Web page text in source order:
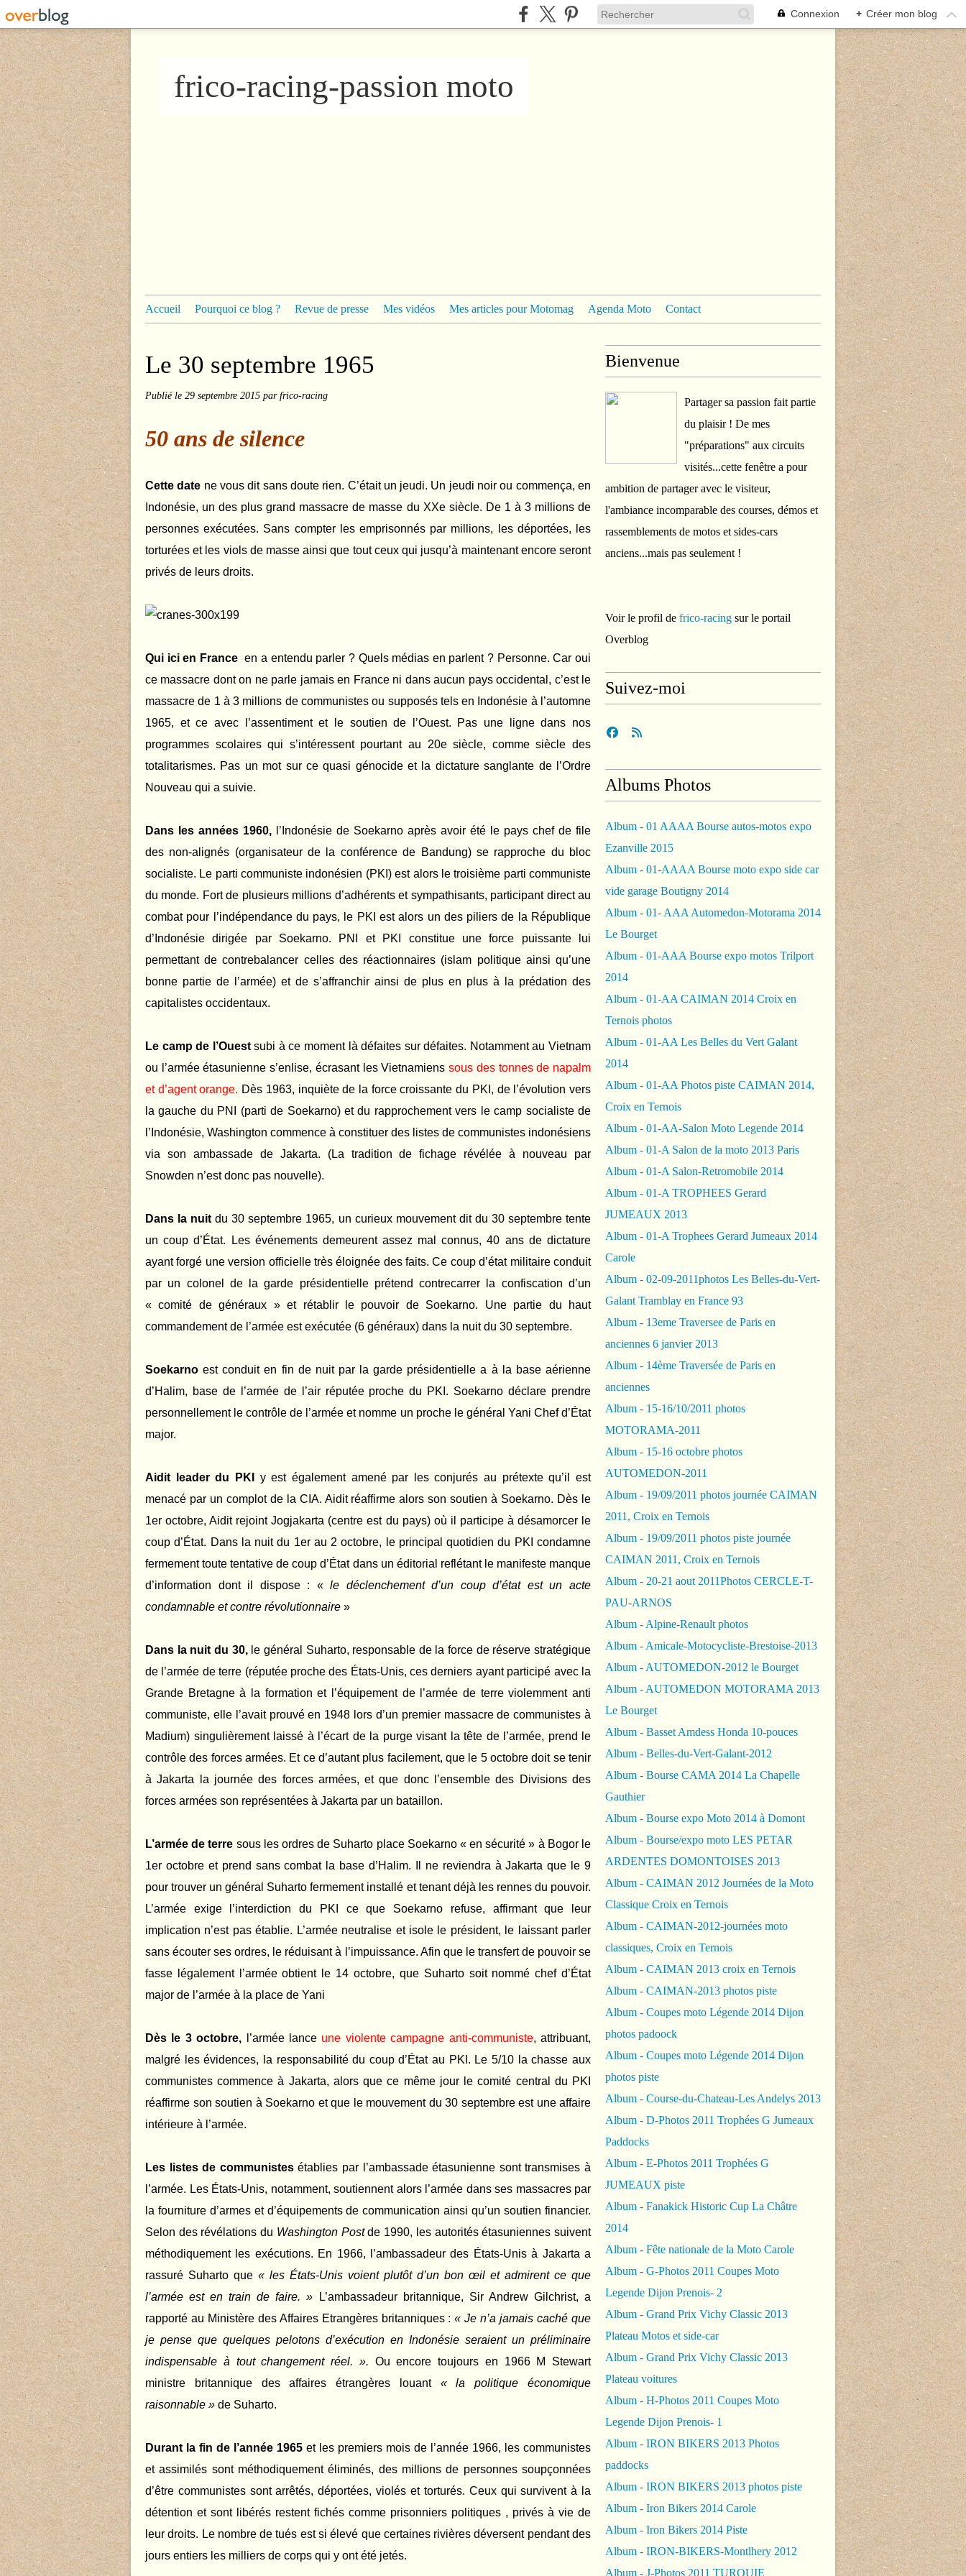
Connexion + Créer mon blog
frico-racing-passion moto
Accueil Pourquoi ce blog ? Revue de presse Mes vidéos Mes articles pour Motomag Agenda Moto Contact
Le 30 septembre 1965
Publié le 29 septembre 2015 par frico-racing
50 ans de silence
Cette date ne vous dit sans doute rien. C’était un jeudi. Un jeudi noir ou commença, en
Indonésie, un des plus grand massacre de masse du XXe siècle. De 1 à 3 millions de
personnes exécutées. Sans compter les emprisonnés par millions, les déportées, les
torturées et les viols de masse ainsi que tout ceux qui jusqu’à maintenant encore seront
privés de leurs droits.
Qui ici en France en a entendu parler ? Quels médias en parlent ? Personne. Car oui
ce massacre dont on ne parle jamais en France ni dans aucun pays occidental, c’est le
massacre de 1 à 3 millions de communistes ou supposés tels en Indonésie à l’automne
1965, et ce avec l’assentiment et le soutien de l’Ouest. Pas une ligne dans nos
programmes scolaires qui s’intéressent pourtant au 20e siècle, comme siècle des
totalitarismes. Pas un mot sur ce quasi génocide et la dictature sanglante de l’Ordre
Nouveau qui a suivie.
Dans les années 1960, l’Indonésie de Soekarno après avoir été le pays chef de file
des non-alignés (organisateur de la conférence de Bandung) se rapproche du bloc
socialiste. Le parti communiste indonésien (PKI) est alors le troisième parti communiste
du monde. Fort de plusieurs millions d’adhérents et sympathisants, participant direct au
combat pour l’indépendance du pays, le PKI est alors un des piliers de la République
d’Indonésie dirigée par Soekarno. PNI et PKI constitue une force puissante lui
permettant de contrebalancer celles des réactionnaires (islam politique ainsi qu’une
bonne partie de l’armée) et de s’affranchir ainsi de plus en plus à la prédation des
capitalistes occidentaux.
Le camp de l’Ouestsubi à ce moment là défaites sur défaites. Notamment au Vietnam
ou l’armée étasunienne s’enlise, écrasant les Vietnamienssous des tonnes de napalm
et d’agent orange. Dès 1963, inquiète de la force croissante du PKI, de l’évolution vers
la gauche du PNI (parti de Soekarno) et du rapprochement vers le camp socialiste de
l’Indonésie, Washington commence à constituer des listes de communistes indonésiens
via son ambassade de Jakarta. (La tradition de fichage révélée à nouveau par
Snowden n’est donc pas nouvelle).
Dans la nuit du 30 septembre 1965, un curieux mouvement dit du 30 septembre tente
un coup d’État. Les événements demeurent assez mal connus, 40 ans de dictature
ayant forgé une version officielle très éloignée des faits. Ce coup d’état militaire conduit
par un colonel de la garde présidentielle prétend contrecarrer la confiscation d’un
« comité de généraux » et rétablir le pouvoir de Soekarno. Une partie du haut
commandement de l’armée est exécutée (6 généraux) dans la nuit du 30 septembre.
Soekarno est conduit en fin de nuit par la garde présidentielle a à la base aérienne
d’Halim, base de l’armée de l’air réputée proche du PKI. Soekarno déclare prendre
personnellement le contrôle de l’armée et nomme un proche le général Yani Chef d’État
major.
Aidit leader du PKI
y est également amené par les conjurés au prétexte qu’il est
menacé par un complot de la CIA. Aidit réaffirme alors son soutien à Soekarno. Dès le
1er octobre, Aidit rejoint Jogjakarta (centre est du pays) où il participe à désamorcer le
coup d’État. Dans la nuit du 1er au 2 octobre, le principal quotidien du PKI condamne
fermement toute tentative de coup d’État dans un éditorial reflétant le manifeste manque
d’information dont il dispose : «le déclenchement d’un coup d’état est un acte
condamnable et contre révolutionnaire »
Dans la nuit du 30,le général Suharto, responsable de la force de réserve stratégique
de l’armée de terre (réputée proche des États-Unis, ces derniers ayant participé avec la
Grande Bretagne à la formation et l’équipement de l’armée de terre violemment anti
communiste, elle l’avait prouvé en 1948 lors d’un premier massacre de communistes à
Madium) singulièrement laissé à l’écart de la purge visant la tête de l’armée, prend le
contrôle des forces armées. Et ce d’autant plus facilement, que le 5 octobre doit se tenir
à Jakarta la journée des forces armées, et que donc l’ensemble des Divisions des
forces armées son représentées à Jakarta par un bataillon.
L’armée de terre sous les ordres de Suharto place Soekarno « en sécurité » à Bogor le
1er octobre et prend sans combat la base d’Halim. Il ne reviendra à Jakarta que le 9
pour trouver un général Suharto fermement installé et tenant déjà les rennes du pouvoir.
L’armée exige l’interdiction du PKI ce que Soekarno refuse, affirmant que leur
implication n’est pas établie. L’armée neutralise et isole le président, le laissant parler
sans écouter ses ordres, le réduisant à l’impuissance. Afin que le transfert de pouvoir se
fasse légalement l’armée obtient le 14 octobre, que Suharto soit nommé chef d’État
major de l’armée à la place de Yani
Dès le 3 octobre, l’armée lance une violente campagne anti-communiste, attribuant,
malgré les évidences, la responsabilité du coup d’État au PKI. Le 5/10 la chasse aux
communistes commence à Jakarta, alors que ce même jour le comité central du PKI
réaffirme son soutien à Soekarno et que le mouvement du 30 septembre est une affaire
intérieure à l’armée.
Les listes de communistesétablies par l’ambassade étasunienne sont transmises à
l’armée. Les États-Unis, notamment, soutiennent alors l’armée dans ses massacres par
la fourniture d’armes et d’équipements de communication ainsi qu’un soutien financier.
Selon des révélations du Washington Postde 1990, les autorités étasuniennes suivent
méthodiquement les exécutions. En 1966, l’ambassadeur des États-Unis à Jakarta a
rassuré Suharto que « les États-Unis voient plutôt d’un bon œil et admirent ce que
l’armée est en train de faire. » L’ambassadeur britannique, Sir Andrew Gilchrist, a
rapporté au Ministère des Affaires Etrangères britanniques :« Je n’a jamais caché que
je pense que quelques pelotons d’exécution en Indonésie seraient un préliminaire
indispensable à tout changement réel. ». Ou encore toujours en 1966 M Stewart
ministre britannique des affaires étrangères louant « la politique économique
raisonnable » de Suharto.
Durant la fin de l’année 1965 et les premiers mois de l’année 1966, les communistes
et assimilés sont méthodiquement éliminés, des millions de personnes soupçonnées
d’être communistes sont arrêtés, déportées, violés et torturés. Ceux qui survivent à la
détention et sont libérés restent fichés comme prisonniers politiques , privés à vie de
leur droits. Le nombre de tués est si élevé que certaines rivières déversent pendant des
jours entiers les milliers de corps qui y ont été jetés.
Bienvenue
Partager sa passion fait partie
du plaisir ! De mes
"préparations" aux circuits
visités...cette fenêtre a pour
ambition de partager avec le visiteur,
l'ambiance incomparable des courses, démos et
rassemblements de motos et sides-cars
anciens...mais pas seulement !
Voir le profil de frico-racing sur le portail
Overblog
Suivez-moi
Albums Photos
Album - 01 AAAA Bourse autos-motos expo
Ezanville 2015
Album - 01-AAAA Bourse moto expo side car
vide garage Boutigny 2014
Album - 01- AAA Automedon-Motorama 2014
Le Bourget
Album - 01-AAA Bourse expo motos Trilport
2014
Album - 01-AA CAIMAN 2014 Croix en
Ternois photos
Album - 01-AA Les Belles du Vert Galant
2014
Album - 01-AA Photos piste CAIMAN 2014,
Croix en Ternois
Album - 01-AA-Salon Moto Legende 2014
Album - 01-A Salon de la moto 2013 Paris
Album - 01-A Salon-Retromobile 2014
Album - 01-A TROPHEES Gerard
JUMEAUX 2013
Album - 01-A Trophees Gerard Jumeaux 2014
Carole
Album - 02-09-2011photos Les Belles-du-Vert-
Galant Tramblay en France 93
Album - 13eme Traversee de Paris en
anciennes 6 janvier 2013
Album - 14ème Traversée de Paris en
anciennes
Album - 15-16/10/2011 photos
MOTORAMA-2011
Album - 15-16 octobre photos
AUTOMEDON-2011
Album - 19/09/2011 photos journée CAIMAN
2011, Croix en Ternois
Album - 19/09/2011 photos piste journée
CAIMAN 2011, Croix en Ternois
Album - 20-21 aout 2011Photos CERCLE-T-
PAU-ARNOS
Album - Alpine-Renault photos
Album - Amicale-Motocycliste-Brestoise-2013
Album - AUTOMEDON-2012 le Bourget
Album - AUTOMEDON MOTORAMA 2013
Le Bourget
Album - Basset Amdess Honda 10-pouces
Album - Belles-du-Vert-Galant-2012
Album - Bourse CAMA 2014 La Chapelle
Gauthier
Album - Bourse expo Moto 2014 à Domont
Album - Bourse/expo moto LES PETAR
ARDENTES DOMONTOISES 2013
Album - CAIMAN 2012 Journées de la Moto
Classique Croix en Ternois
Album - CAIMAN-2012-journées moto
classiques, Croix en Ternois
Album - CAIMAN 2013 croix en Ternois
Album - CAIMAN-2013 photos piste
Album - Coupes moto Légende 2014 Dijon
photos padoock
Album - Coupes moto Légende 2014 Dijon
photos piste
Album - Course-du-Chateau-Les Andelys 2013
Album - D-Photos 2011 Trophées G Jumeaux
Paddocks
Album - E-Photos 2011 Trophées G
JUMEAUX piste
Album - Fanakick Historic Cup La Châtre
2014
Album - Fête nationale de la Moto Carole
Album - G-Photos 2011 Coupes Moto
Legende Dijon Prenois- 2
Album - Grand Prix Vichy Classic 2013
Plateau Motos et side-car
Album - Grand Prix Vichy Classic 2013
Plateau voitures
Album - H-Photos 2011 Coupes Moto
Legende Dijon Prenois- 1
Album - IRON BIKERS 2013 Photos
paddocks
Album - IRON BIKERS 2013 photos piste
Album - Iron Bikers 2014 Carole
Album - Iron Bikers 2014 Piste
Album - IRON-BIKERS-Montlhery 2012
Album - J-Photos 2011 TURQUIE